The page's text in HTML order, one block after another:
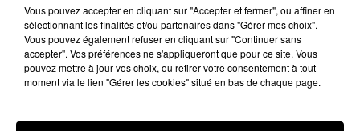
26 mai 2023 - 4 min 29 sec
LES INFOS DU COMMINGES DU 26/05/2023 À
07H29
Podcast infos du Comminges
Vous pouvez accepter en cliquant sur "Accepter et fermer", ou affiner en
sélectionnant les finalités et/ou partenaires dans "Gérer mes choix".
Vous pouvez également refuser en cliquant sur "Continuer sans
accepter". Vos préférences ne s'appliqueront que pour ce site. Vous
pouvez mettre à jour vos choix, ou retirer votre consentement à tout
moment via le lien "Gérer les cookies" situé en bas de chaque page.